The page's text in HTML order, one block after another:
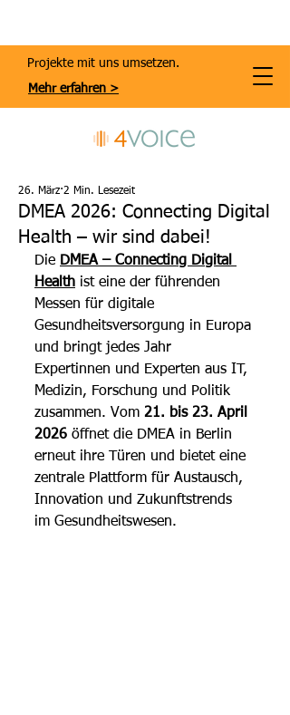
Projekte mit uns umsetzen.
Mehr erfahren >
DMEA 2026: Connecting Digital
Health – wir sind dabei!
26. März 2 Min. Lesezeit
Die DMEA – Connecting Digital
Health ist eine der führenden
Messen für digitale
Gesundheitsversorgung in Europa
und bringt jedes Jahr
Expertinnen und Experten aus IT,
Medizin, Forschung und Politik
zusammen. Vom 21. bis 23. April
2026 öffnet die DMEA in Berlin
erneut ihre Türen und bietet eine
zentrale Plattform für Austausch,
Innovation und Zukunftstrends
im Gesundheitswesen.